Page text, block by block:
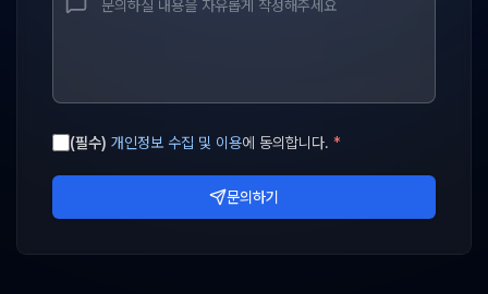
(필수) 개인정보 수집 및 이용에 동의합니다. *
문의하기